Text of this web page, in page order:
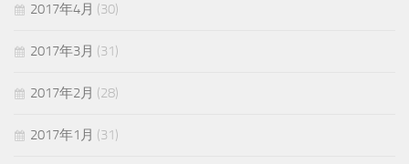
2017年4月 (30)
2017年3月 (31)
2017年2月 (28)
2017年1月 (31)